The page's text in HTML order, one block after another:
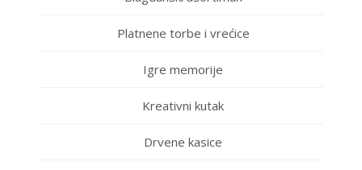
Platnene torbe i vrećice
Igre memorije
Kreativni kutak
Drvene kasice